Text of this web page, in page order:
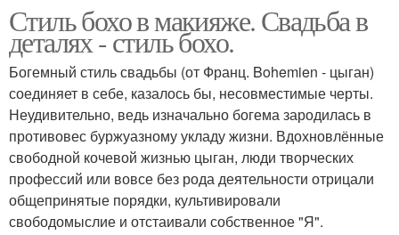
Стиль бохо в макияже. Свадьба в
деталях - стиль бохо.
Богемный стиль свадьбы (от Франц. Bohemien - цыган)
соединяет в себе, казалось бы, несовместимые черты.
Неудивительно, ведь изначально богема зародилась в
противовес буржуазному укладу жизни. Вдохновлённые
свободной кочевой жизнью цыган, люди творческих
профессий или вовсе без рода деятельности отрицали
общепринятые порядки, культивировали
свободомыслие и отстаивали собственное "Я".